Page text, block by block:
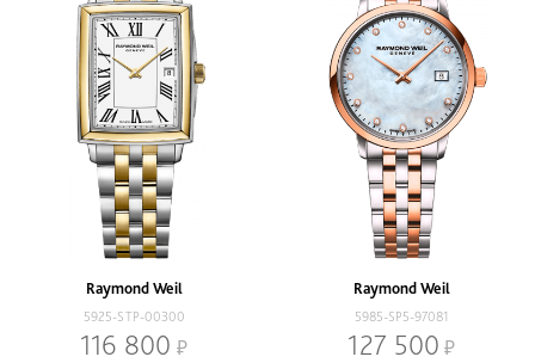
Raymond Weil
5925-STP-00300
116 800
Raymond Weil
5985-SP5-97081
127 500